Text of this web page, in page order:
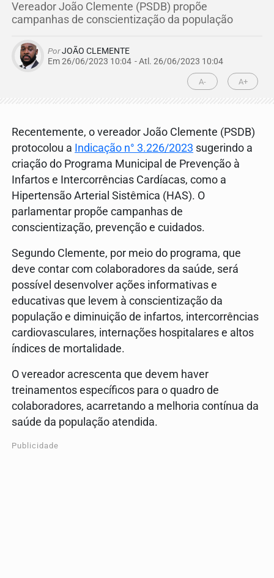
Vereador João Clemente (PSDB) propõe
campanhas de conscientização da população
PorJOÃO CLEMENTE
Em 26/06/2023 10:04 - Atl. 26/06/2023 10:04
A- A+
Recentemente, o vereador João Clemente (PSDB)
protocolou a Indicação n° 3.226/2023 sugerindo a
criação do Programa Municipal de Prevenção à
Infartos e Intercorrências Cardíacas, como a
Hipertensão Arterial Sistêmica (HAS). O
parlamentar propõe campanhas de
conscientização, prevenção e cuidados.
Segundo Clemente, por meio do programa, que
deve contar com colaboradores da saúde, será
possível desenvolver ações informativas e
educativas que levem à conscientização da
população e diminuição de infartos, intercorrências
cardiovasculares, internações hospitalares e altos
índices de mortalidade.
O vereador acrescenta que devem haver
treinamentos específicos para o quadro de
colaboradores, acarretando a melhoria contínua da
saúde da população atendida.
Publicidade